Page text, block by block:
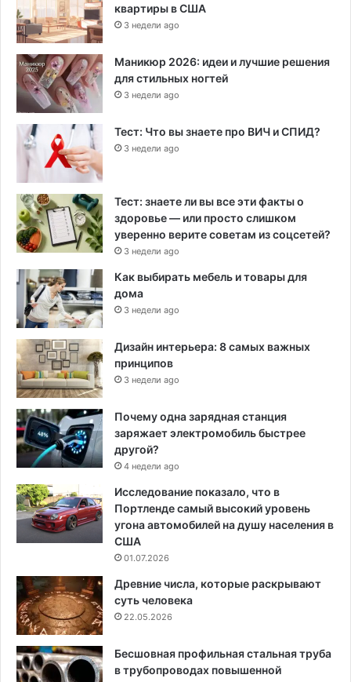
квартиры в США
3 недели ago
Маникюр 2026: идеи и лучшие решения
для стильных ногтей
3 недели ago
Тест: Что вы знаете про ВИЧ и СПИД?
3 недели ago
Тест: знаете ли вы все эти факты о
здоровье — или просто слишком
уверенно верите советам из соцсетей?
3 недели ago
Как выбирать мебель и товары для
дома
3 недели ago
Дизайн интерьера: 8 самых важных
принципов
3 недели ago
Почему одна зарядная станция
заряжает электромобиль быстрее
другой?
4 недели ago
Исследование показало, что в
Портленде самый высокий уровень
угона автомобилей на душу населения в
США
01.07.2026
Древние числа, которые раскрывают
суть человека
22.05.2026
Бесшовная профильная стальная труба
в трубопроводах повышенной